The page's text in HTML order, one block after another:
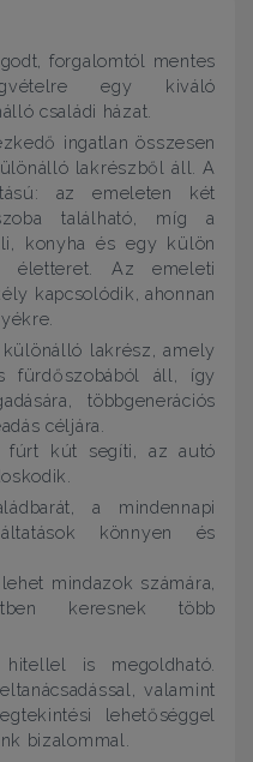
forgalomtól mentes
egy kiváló
családi házat.
ingatlan összesen
lakrészből áll. A
az emeleten két
található, míg a
konyha és egy külön
életteret. Az emeleti
kapcsolódik, ahonnan
lakrész, amely
fürdőszobából áll, így
többgenerációs
céljára.
fúrt kút segíti, az autó
a mindennapi
könnyen és
mindazok számára,
keresnek több
is megoldható.
valamint
lehetőséggel
bizalommal.